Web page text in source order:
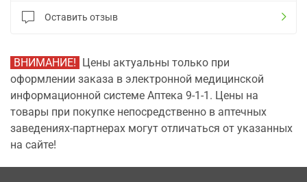
Оставить отзыв
ВНИМАНИЕ! Цены актуальны только при
оформлении заказа в электронной медицинской
информационной системе Аптека 9-1-1. Цены на
товары при покупке непосредственно в аптечных
заведениях-партнерах могут отличаться от указанных
на сайте!